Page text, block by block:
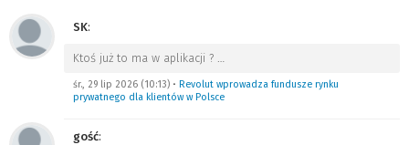
SK:
Ktoś już to ma w aplikacji ? …
śr., 29 lip 2026 (10:13) • Revolut wprowadza fundusze rynku
prywatnego dla klientów w Polsce
gość: